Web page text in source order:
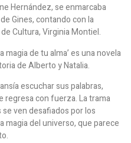
Hernández, se enmarcaba
Gines, contando con la
Cultura, Virginia Montiel.
magia de tu alma’ es una novela
de Alberto y Natalia.
escuchar sus palabras,
regresa con fuerza. La trama
ven desafiados por los
magia del universo, que parece